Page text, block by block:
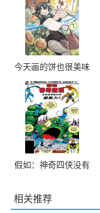
今天画的饼也很美味
假如：神奇四侠没有
相关推荐